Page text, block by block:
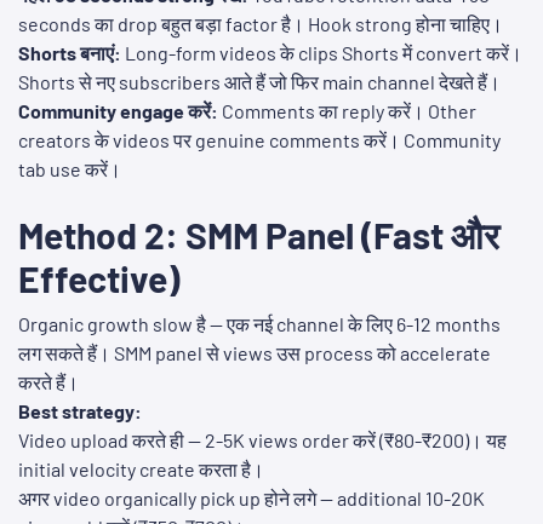
seconds का drop बहुत बड़ा factor है। Hook strong होना चाहिए।
Shorts बनाएं: Long-form videos के clips Shorts में convert करें।
Shorts से नए subscribers आते हैं जो फिर main channel देखते हैं।
Community engage करें: Comments का reply करें। Other
creators के videos पर genuine comments करें। Community
tab use करें।
Method 2: SMM Panel (Fast और
Effective)
Organic growth slow है — एक नई channel के लिए 6-12 months
लग सकते हैं। SMM panel से views उस process को accelerate
करते हैं।
Best strategy:
Video upload करते ही — 2-5K views order करें (₹80-₹200)। यह
initial velocity create करता है।
अगर video organically pick up होने लगे — additional 10-20K